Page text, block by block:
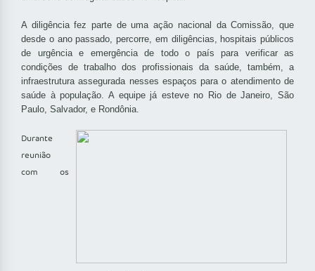
A diligência fez parte de uma ação nacional da Comissão, que
desde o ano passado, percorre, em diligências, hospitais públicos
de urgência e emergência de todo o país para verificar as
condições de trabalho dos profissionais da saúde, também, a
infraestrutura assegurada nesses espaços para o atendimento de
saúde à população. A equipe já esteve no Rio de Janeiro, São
Paulo, Salvador, e Rondônia.
Durante
reunião
com os